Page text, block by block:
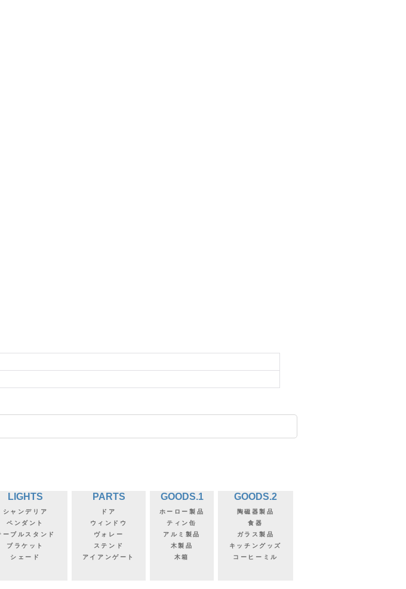
LIGHTS
シャンデリア
ペンダント
ーブルスタンド
ブラケット
シェード
PARTS
ドア
ウィンドウ
ヴォレー
ステンド
アイアンゲート
GOODS.1
ホーロー製品
ティン缶
アルミ製品
木製品
木箱
GOODS.2
陶磁器製品
食器
ガラス製品
キッチングッズ
コーヒーミル